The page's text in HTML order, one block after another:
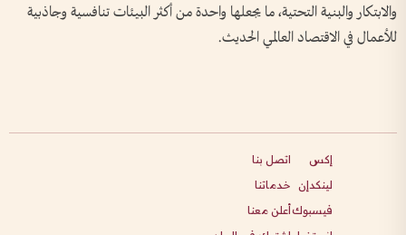
والابتكار والبنية التحتية، ما يجعلها واحدة من أكثر البيئات تنافسية وجاذبية
للأعمال في الاقتصاد العالمي الحديث.
إكس
لينكدإن
فيسبوك
اتصل بنا
خدماتنا
أعلن معنا